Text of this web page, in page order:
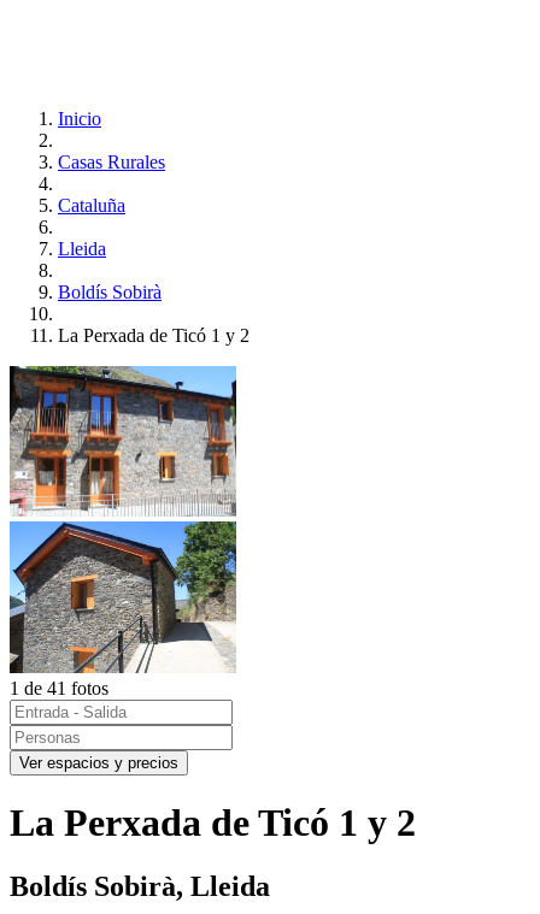
Inicio
Casas Rurales
Cataluña
Lleida
Boldís Sobirà
La Perxada de Ticó 1 y 2
1 de 41 fotos
Ver espacios y precios
La Perxada de Ticó 1 y 2
Boldís Sobirà, Lleida